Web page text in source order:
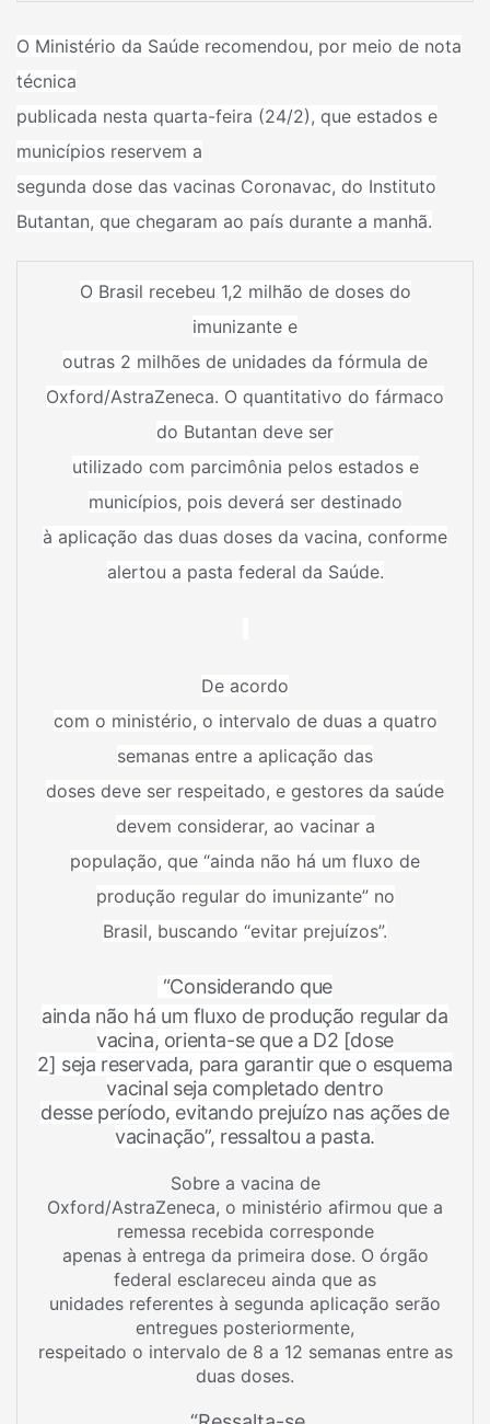
O Ministério da Saúde recomendou, por meio de nota
técnica
publicada nesta quarta-feira (24/2), que estados e
municípios reservem a
segunda dose das vacinas Coronavac, do Instituto
Butantan, que chegaram ao país durante a manhã.
O Brasil recebeu 1,2 milhão de doses do
imunizante e
outras 2 milhões de unidades da fórmula de
Oxford/AstraZeneca. O quantitativo do fármaco
do Butantan deve ser
utilizado com parcimônia pelos estados e
municípios, pois deverá ser destinado
à aplicação das duas doses da vacina, conforme
alertou a pasta federal da Saúde.
De acordo
com o ministério, o intervalo de duas a quatro
semanas entre a aplicação das
doses deve ser respeitado, e gestores da saúde
devem considerar, ao vacinar a
população, que “ainda não há um fluxo de
produção regular do imunizante” no
Brasil, buscando “evitar prejuízos”.
“Considerando que
ainda não há um fluxo de produção regular da
vacina, orienta-se que a D2 [dose
2] seja reservada, para garantir que o esquema
vacinal seja completado dentro
desse período, evitando prejuízo nas ações de
vacinação”, ressaltou a pasta.
Sobre a vacina de
Oxford/AstraZeneca, o ministério afirmou que a
remessa recebida corresponde
apenas à entrega da primeira dose. O órgão
federal esclareceu ainda que as
unidades referentes à segunda aplicação serão
entregues posteriormente,
respeitado o intervalo de 8 a 12 semanas entre as
duas doses.